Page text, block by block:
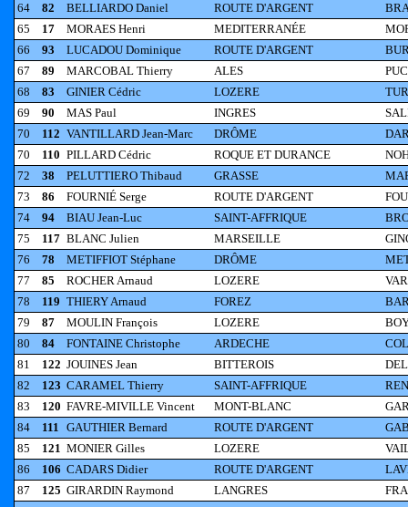
64
82 BELLIARDO Daniel ROUTE D'ARGENT
65
17 MORAES Henri MEDITERRANÉE
66
93 LUCADOU Dominique ROUTE D'ARGENT
67
89 MARCOBAL Thierry ALES
68
83 GINIER Cédric LOZERE
69
90 MAS Paul INGRES
70
112 VANTILLARD Jean-Marc DRÔME
70
110 PILLARD Cédric ROQUE ET DURANCE
72
38 PELUTTIERO Thibaud GRASSE
73
86 FOURNIÉ Serge ROUTE D'ARGENT
74
94 BIAU Jean-Luc SAINT-AFFRIQUE
75
117 BLANC Julien MARSEILLE
76
78 METIFFIOT Stéphane DRÔME
77
85 ROCHER Arnaud LOZERE
78
119 THIERY Arnaud FOREZ
79
87 MOULIN François LOZERE
80
84 FONTAINE Christophe ARDECHE
81
122 JOUINES Jean BITTEROIS
82
123 CARAMEL Thierry SAINT-AFFRIQUE
83
120 FAVRE-MIVILLE Vincent MONT-BLANC
84
111 GAUTHIER Bernard ROUTE D'ARGENT
85
121 MONIER Gilles LOZERE
86
106 CADARS Didier ROUTE D'ARGENT
87
125 GIRARDIN Raymond LANGRES